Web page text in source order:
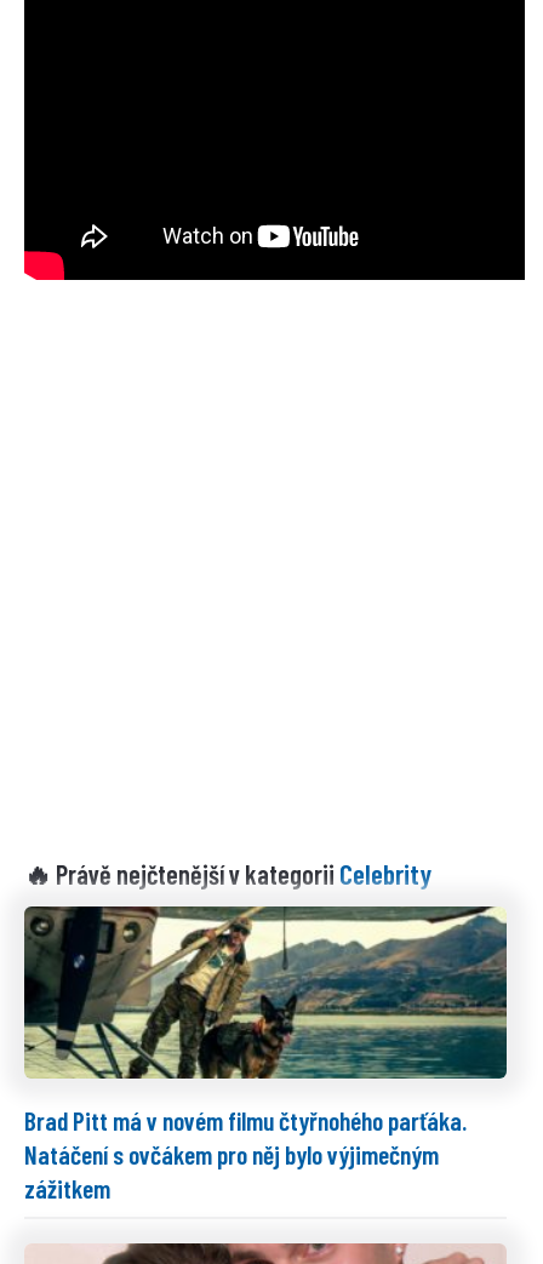
🔥 Právě nejčtenější v kategorii Celebrity
Brad Pitt má v novém filmu čtyřnohého parťáka.
Natáčení s ovčákem pro něj bylo výjimečným
zážitkem